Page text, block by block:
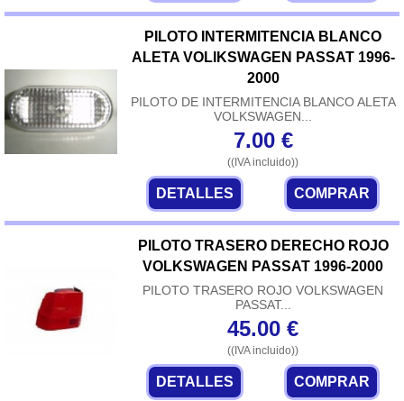
PILOTO INTERMITENCIA BLANCO
ALETA VOLIKSWAGEN PASSAT 1996-
2000
PILOTO DE INTERMITENCIA BLANCO ALETA
VOLKSWAGEN...
7.00€
((IVA incluido))
DETALLES COMPRAR
PILOTO TRASERO DERECHO ROJO
VOLKSWAGEN PASSAT 1996-2000
PILOTO TRASERO ROJO VOLKSWAGEN
PASSAT...
45.00 €
((IVA incluido))
DETALLES COMPRAR